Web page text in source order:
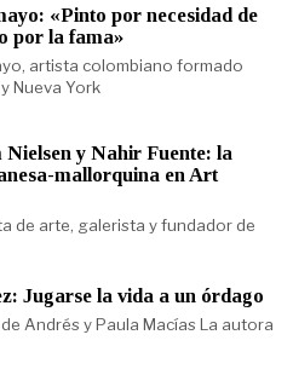
«Pinto por necesidad de
por la fama»
artista colombiano formado
Nueva York
y Nahir Fuente: la
mallorquina en Art
de arte, galerista y fundador de
Jugarse la vida a un órdago
Andrés y Paula Macías La autora